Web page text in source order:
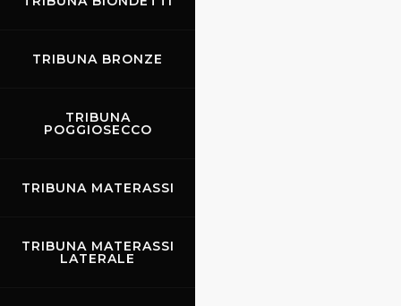
TRIBUNA BRONZE
TRIBUNA
POGGIOSECCO
TRIBUNA MATERASSI
TRIBUNA MATERASSI
LATERALE